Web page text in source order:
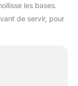
les bases.
de servir, pour